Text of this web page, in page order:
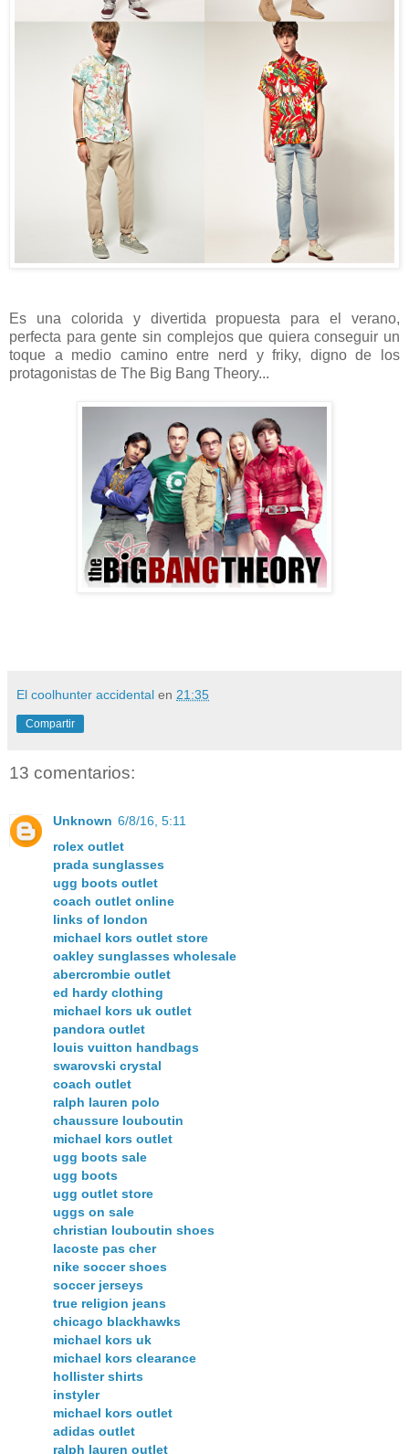
Es una colorida y divertida propuesta para el verano,
perfecta para gente sin complejos que quiera conseguir un
toque a medio camino entre nerd y friky, digno de los
protagonistas de The Big Bang Theory...
El coolhunter accidental en 21:35
Compartir
13 comentarios:
Unknown 6/8/16, 5:11
rolex outlet
prada sunglasses
ugg boots outlet
coach outlet online
links of london
michael kors outlet store
oakley sunglasses wholesale
abercrombie outlet
ed hardy clothing
michael kors uk outlet
pandora outlet
louis vuitton handbags
swarovski crystal
coach outlet
ralph lauren polo
chaussure louboutin
michael kors outlet
ugg boots sale
ugg boots
ugg outlet store
uggs on sale
christian louboutin shoes
lacoste pas cher
nike soccer shoes
soccer jerseys
true religion jeans
chicago blackhawks
michael kors uk
michael kors clearance
hollister shirts
instyler
michael kors outlet
adidas outlet
ralph lauren outlet